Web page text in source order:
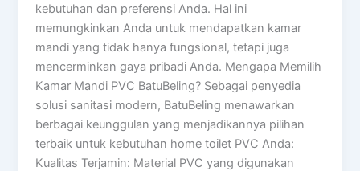
kebutuhan dan preferensi Anda. Hal ini
memungkinkan Anda untuk mendapatkan kamar
mandi yang tidak hanya fungsional, tetapi juga
mencerminkan gaya pribadi Anda. Mengapa Memilih
Kamar Mandi PVC BatuBeling? Sebagai penyedia
solusi sanitasi modern, BatuBeling menawarkan
berbagai keunggulan yang menjadikannya pilihan
terbaik untuk kebutuhan home toilet PVC Anda:
Kualitas Terjamin: Material PVC yang digunakan